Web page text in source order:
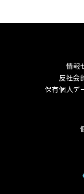
情報
反社会
保有個人デ